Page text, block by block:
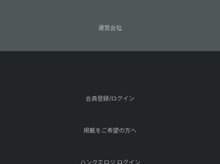
運営会社
会員登録/ログイン
掲載をご希望の方へ
ハンクエロジ ログイン